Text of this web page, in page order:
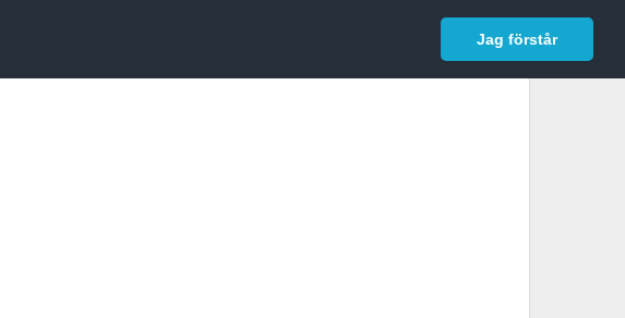
Jag förstår
Logga in